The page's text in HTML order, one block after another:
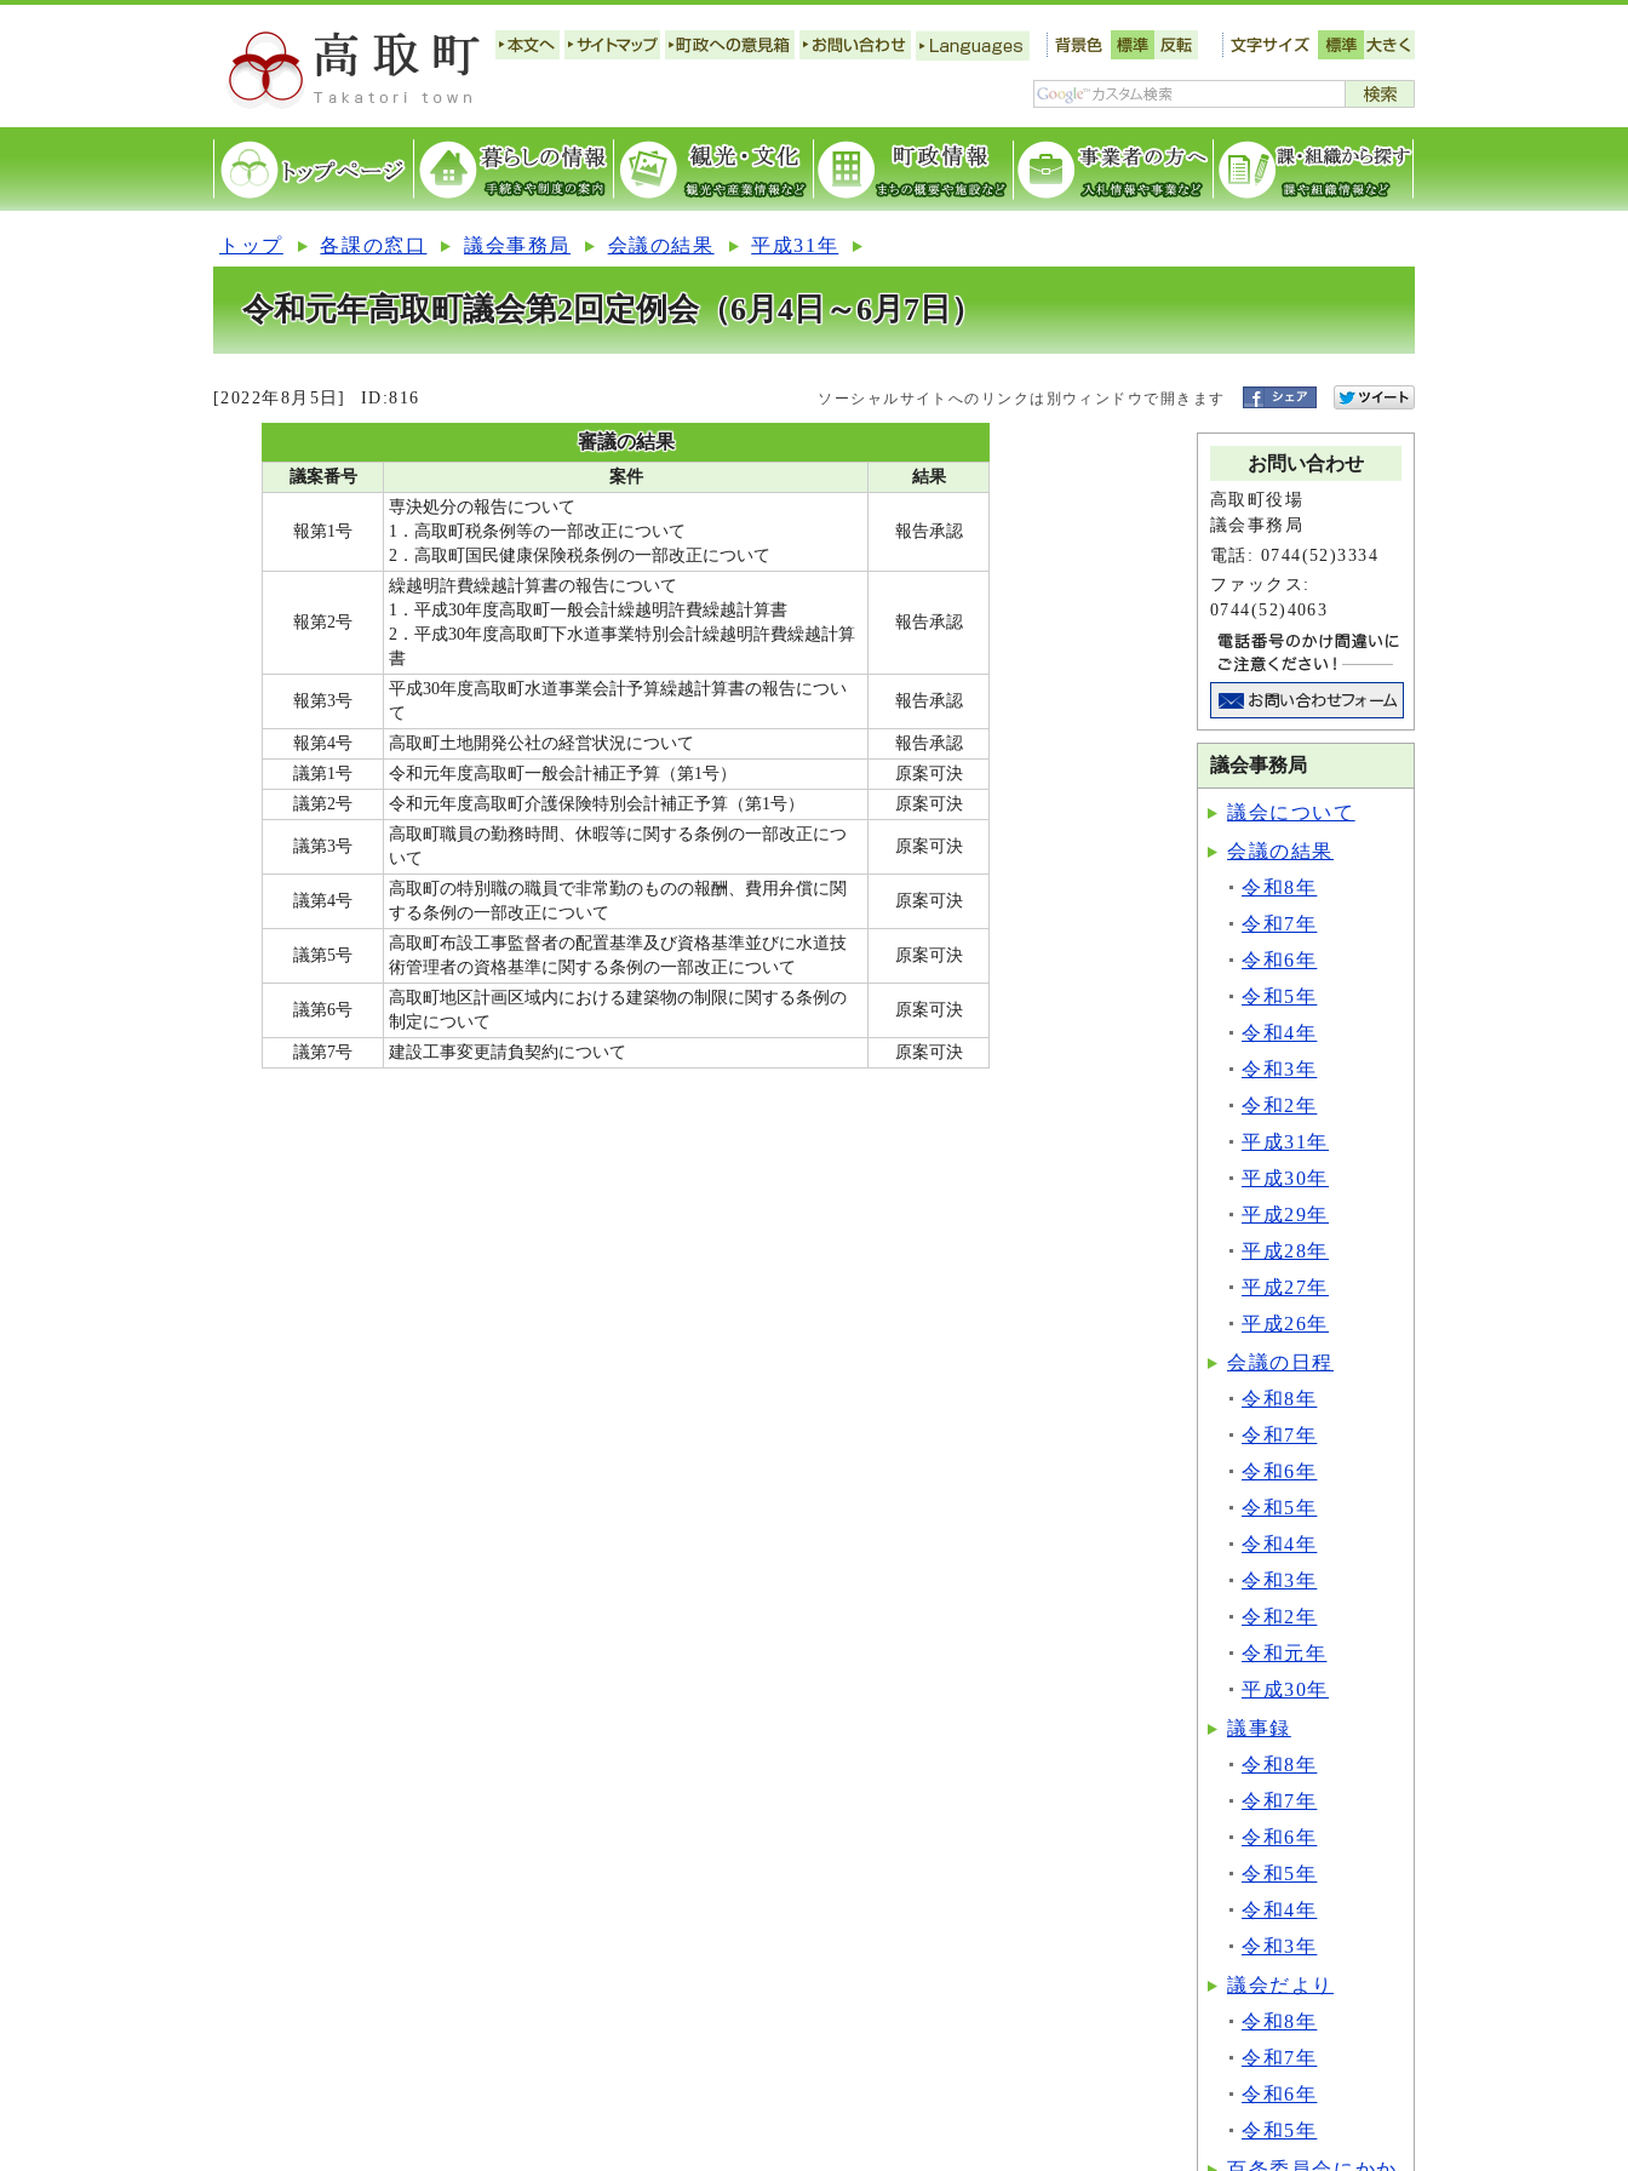
トップ 各課の窓口 議会事務局 会議の結果 平成31年
令和元年高取町議会第2回定例会（6月4日～6月7日）
[2022年8月5日] ID:816 ソーシャルサイトへのリンクは別ウィンドウで開きます
審議の結果
議案番号 案件 結果
報第1号
専決処分の報告について
1．高取町税条例等の一部改正について
2．高取町国民健康保険税条例の一部改正について
報告承認
報第2号
繰越明許費繰越計算書の報告について
1．平成30年度高取町一般会計繰越明許費繰越計算書
2．平成30年度高取町下水道事業特別会計繰越明許費繰越計算
書
報告承認
報第3号
平成30年度高取町水道事業会計予算繰越計算書の報告につい
て
報告承認
報第4号 高取町土地開発公社の経営状況について
報告承認
議第1号
令和元年度高取町一般会計補正予算（第1号）
原案可決
議第2号
令和元年度高取町介護保険特別会計補正予算（第1号） 原案可決
議第3号
高取町職員の勤務時間、休暇等に関する条例の一部改正につ
いて
原案可決
議第4号
高取町の特別職の職員で非常勤のものの報酬、費用弁償に関
する条例の一部改正について
原案可決
議第5号
高取町布設工事監督者の配置基準及び資格基準並びに水道技
術管理者の資格基準に関する条例の一部改正について
原案可決
議第6号
高取町地区計画区域内における建築物の制限に関する条例の
制定について
原案可決
議第7号 建設工事変更請負契約について 原案可決
お問い合わせ
高取町役場
議会事務局
電話: 0744(52)3334
ファックス:
0744(52)4063
議会事務局
議会について
会議の結果
令和8年
令和7年
令和6年
令和5年
令和4年
令和3年
令和2年
平成31年
平成30年
平成29年
平成28年
平成27年
平成26年
会議の日程
令和8年
令和7年
令和6年
令和5年
令和4年
令和3年
令和2年
令和元年
平成30年
議事録
令和8年
令和7年
令和6年
令和5年
令和4年
令和3年
議会だより
令和8年
令和7年
令和6年
令和5年